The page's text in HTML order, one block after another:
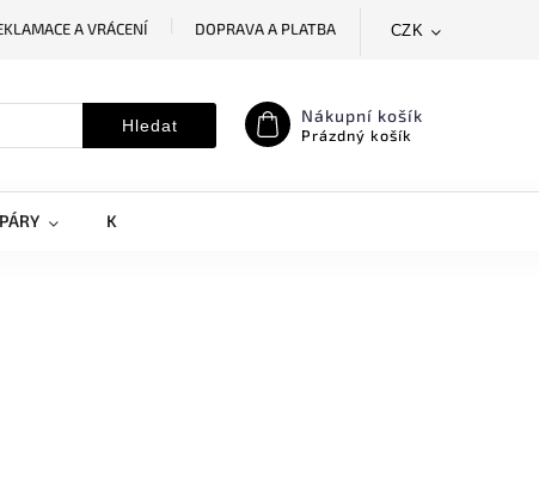
A VRÁCENÍ
DOPRAVA A PLATBA
CZK
Hledat Nákupní košík
Prázdný košík
KRYTY NA MOBILY